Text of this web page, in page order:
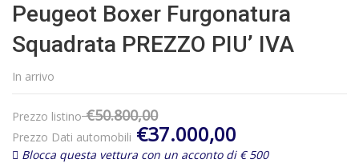
Peugeot Boxer Furgonatura
Squadrata PREZZO PIU’ IVA
In arrivo
Prezzo listino€50.800,00
Prezzo Dati automobili €37.000,00
Blocca questa vettura con un acconto di € 500